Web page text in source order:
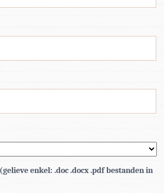
enkel: .doc .docx .pdf bestanden in